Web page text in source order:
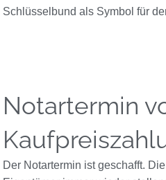
Notartermin
Der Notartermin ist geschafft.